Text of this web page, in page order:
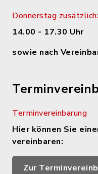
Donnerstag zusätzlich:
14.00 - 17.30 Uhr
sowie nach
Terminvereinbarung
Hier können Sie
vereinbaren:
Zur